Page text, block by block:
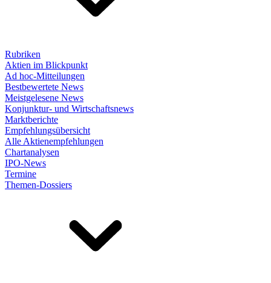
Rubriken
Aktien im Blickpunkt
Ad hoc-Mitteilungen
Bestbewertete News
Meistgelesene News
Konjunktur- und Wirtschaftsnews
Marktberichte
Empfehlungsübersicht
Alle Aktienempfehlungen
Chartanalysen
IPO-News
Termine
Themen-Dossiers